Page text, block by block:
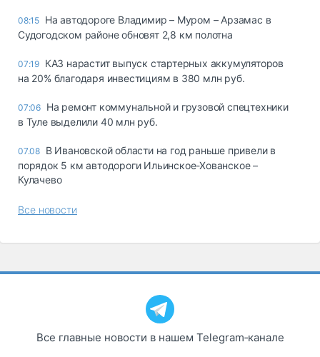
08:15 На автодороге Владимир – Муром – Арзамас в
Судогодском районе обновят 2,8 км полотна
07:19 КАЗ нарастит выпуск стартерных аккумуляторов
на 20% благодаря инвестициям в 380 млн руб.
07:06 На ремонт коммунальной и грузовой спецтехники
в Туле выделили 40 млн руб.
07.08 В Ивановской области на год раньше привели в
порядок 5 км автодороги Ильинское-Хованское –
Кулачево
Все новости
Все главные новости в нашем Telegram‑канале